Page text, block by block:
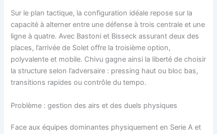
Sur le plan tactique, la configuration idéale repose sur la
capacité à alterner entre une défense à trois centrale et une
ligne à quatre. Avec Bastoni et Bisseck assurant deux des
places, l’arrivée de Solet offre la troisième option,
polyvalente et mobile. Chivu gagne ainsi la liberté de choisir
la structure selon l’adversaire : pressing haut ou bloc bas,
transitions rapides ou contrôle du tempo.
Problème : gestion des airs et des duels physiques
Face aux équipes dominantes physiquement en Serie A et